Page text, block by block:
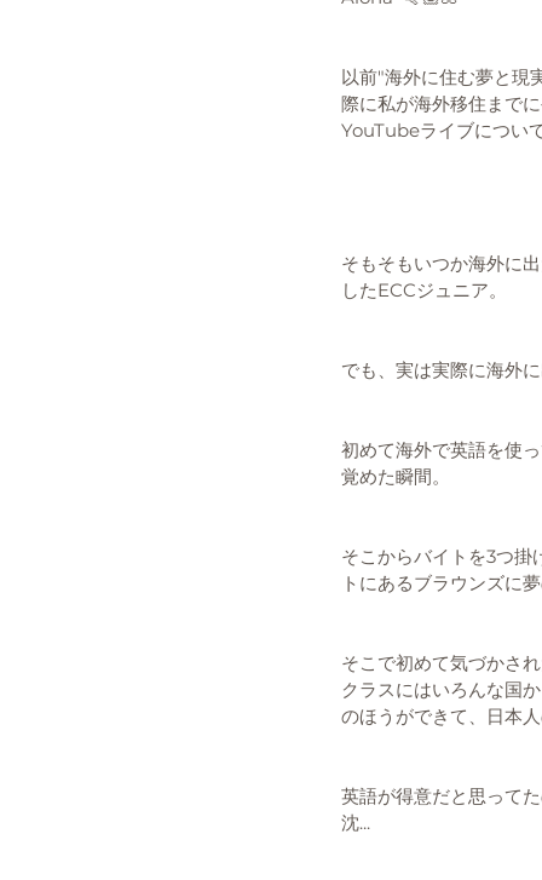
以前"海外に住む夢と
際に私が海外移住まで
YouTubeライブについ
そもそもいつか海外に
したECCジュニア。
でも、実は実際に海外
初めて海外で英語を使
覚めた瞬間。
そこからバイトを3つ掛
トにあるブラウンズに
そこで初めて気づかさ
クラスにはいろんな国
のほうができて、日本
英語が得意だと思って
沈...